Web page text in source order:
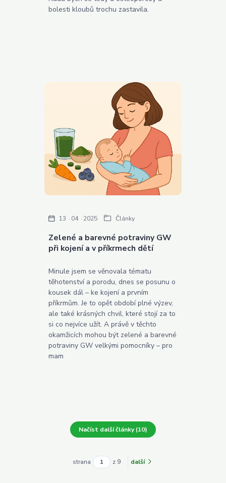
bolesti kloubů trochu zastavila.
Zelené a barevné potraviny GW
při kojení a v příkrmech dětí
13 04 2025 Články
Minule jsem se věnovala tématu
těhotenství a porodu, dnes se posunu o
kousek dál – ke kojení a prvním
příkrmům. Je to opět období plné výzev,
ale také krásných chvil, které stojí za to
si co nejvíce užít. A právě v těchto
okamžicích mohou být zelené a barevné
potraviny GW velkými pomocníky – pro
mam
Načíst další články (10)
strana z 9 další